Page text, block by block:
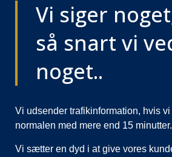
Vi siger
så snart vi
noget..
Vi udsender trafikinformation, hvis vi
normalen med mere end 15 minutter.
Vi sætter en dyd i at give vores